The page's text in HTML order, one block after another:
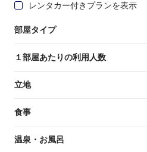
レンタカー付きプランを表示
部屋タイプ
１部屋あたりの利用人数
立地
食事
温泉・お風呂